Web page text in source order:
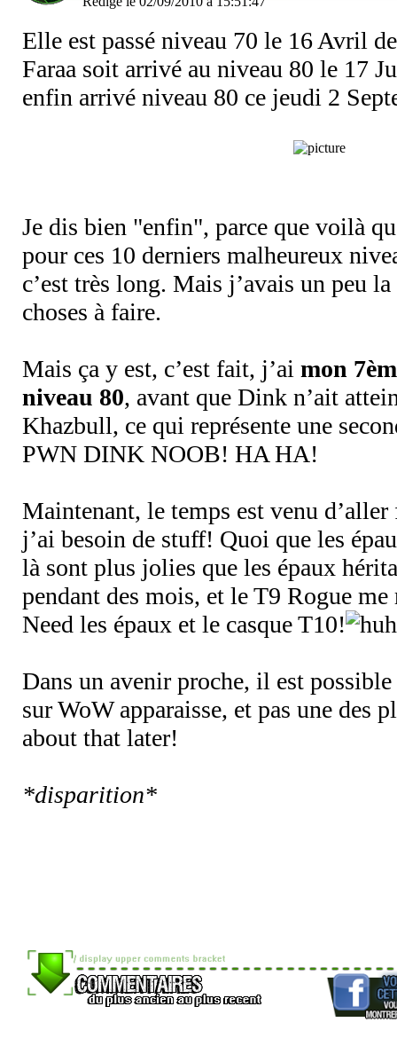
Elle est passé niveau 70 le 16 Avril
Faraa soit arrivé au niveau 80 le 17
enfin arrivé niveau 80 ce jeudi 2
Je dis bien "enfin", parce que voilà
pour ces 10 derniers malheureux
c’est très long. Mais j’avais un peu
choses à faire.
Mais ça y est, c’est fait, j’ai mon
niveau 80, avant que Dink n’ait
Khazbull, ce qui représente une
PWN DINK NOOB! HA HA!
Maintenant, le temps est venu d’aller
j’ai besoin de stuff! Quoi que les
là sont plus jolies que les épaux
pendant des mois, et le T9 Rogue me
Need les épaux et le casque T10!
Dans un avenir proche, il est
sur WoW apparaisse, et pas une des
about that later!
*disparition*